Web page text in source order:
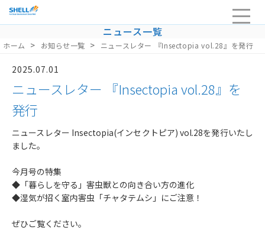
HOME
当社の強み・品質
ニュース一覧
ホーム > お知らせ一覧 > ニュースレター 『Insectopia vol.28』を発行
2025.07.01
ニュースレター 『Insectopia vol.28』を
発行
ニュースレター Insectopia(インセクトピア) vol.28を発行いたし
ました。
今月号の特集
◆「暮らしを守る」害虫獣との向き合い方の進化
◆湿気が招く室内害虫「チャタテムシ」にご注意！
ぜひご覧ください。